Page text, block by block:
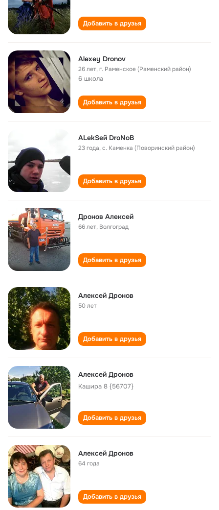
Добавить в друзья
Alexey Dronov
26 лет,г. Раменское (Раменский район)
6 школа
Добавить в друзья
ALekSeй DroNoВ
23 года,с. Каменка (Поворинский район)
Добавить в друзья
Дронов Алексей
66 лет, Волгоград
Добавить в друзья
Алексей Дронов
50 лет
Добавить в друзья
Алексей Дронов
Кашира 8 {56707}
Добавить в друзья
Алексей Дронов
64 года
Добавить в друзья